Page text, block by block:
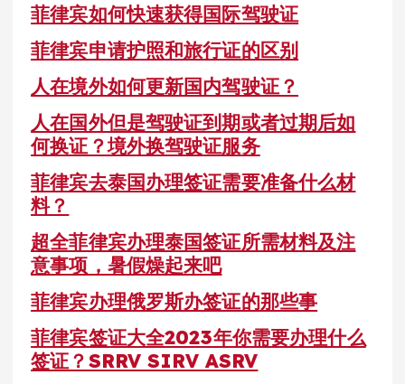
菲律宾如何快速获得国际驾驶证
菲律宾申请护照和旅行证的区别
人在境外如何更新国内驾驶证？
人在国外但是驾驶证到期或者过期后如
何换证？境外换驾驶证服务
菲律宾去泰国办理签证需要准备什么材
料？
超全菲律宾办理泰国签证所需材料及注
意事项，暑假燥起来吧
菲律宾办理俄罗斯办签证的那些事
菲律宾签证大全2023年你需要办理什么
签证？SRRV SIRV ASRV